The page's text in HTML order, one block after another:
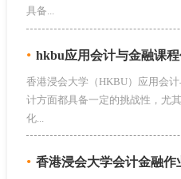
具备...
• hkbu应用会计与金融课
香港浸会大学（HKBU）应用会
计方面都具备一定的挑战性，尤
化...
• 香港浸会大学会计金融作